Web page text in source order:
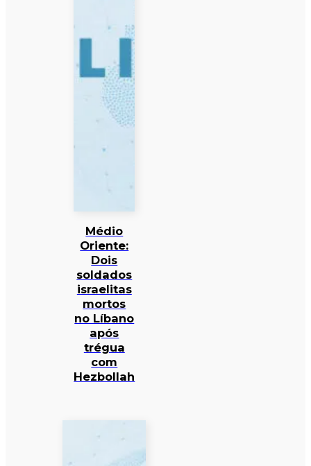
Médio
Oriente:
Dois
soldados
israelitas
mortos
no Líbano
após
trégua
com
Hezbollah